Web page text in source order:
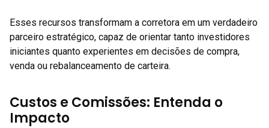
Esses recursos transformam a corretora em um verdadeiro
parceiro estratégico, capaz de orientar tanto investidores
iniciantes quanto experientes em decisões de compra,
venda ou rebalanceamento de carteira.
Custos e Comissões: Entenda o
Impacto